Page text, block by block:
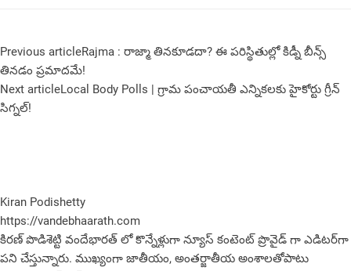
Previous articleRajma : రాజ్మా తినకూడదా? ఈ పరిస్థితుల్లో కిడ్నీ బీన్స్
తినడం ప్రమాదమే!
Next articleLocal Body Polls | గ్రామ పంచాయతీ ఎన్నికలకు హైకోర్టు గ్రీన్
సిగ్నల్!
Kiran Podishetty
https://vandebhaarath.com
కిర‌ణ్ పొడిశెట్టి వందేభారత్ లో కొన్నేళ్లుగా న్యూస్ కంటెంట్ ప్రొవైడ్ గా ఎడిటర్‌గా
పని చేస్తున్నారు. ముఖ్యంగా జాతీయం, అంత‌ర్జాతీయ అంశాల‌తోపాటు